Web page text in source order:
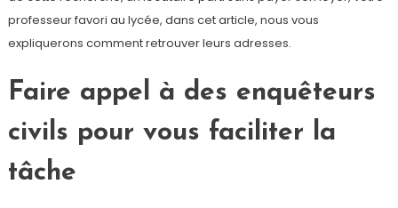
professeur favori au lycée, dans cet article, nous vous
expliquerons comment retrouver leurs adresses.
Faire appel à des enquêteurs
civils pour vous faciliter la
tâche